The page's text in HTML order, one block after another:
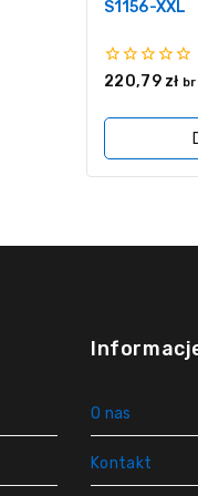
S1156-XXL
0
220,79 zł
O nas
Kontakt